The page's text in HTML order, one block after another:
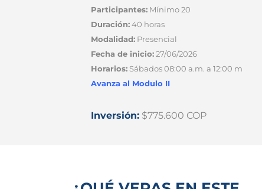
Participantes:Mínimo 20
Duración:40 horas
Modalidad:Presencial
Fecha de inicio:27/06/2026
Horarios:Sábados 08:00 a.m. a 12:00 m
Avanza al Modulo II
Inversión:$775.600 COP